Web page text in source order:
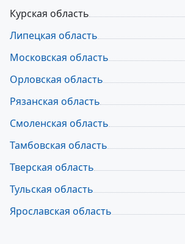
Курская область
Липецкая область
Московская область
Орловская область
Рязанская область
Смоленская область
Тамбовская область
Тверская область
Тульская область
Ярославская область